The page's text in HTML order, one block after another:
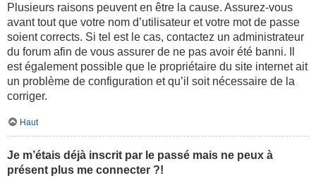
Plusieurs raisons peuvent en être la cause. Assurez-vous
avant tout que votre nom d’utilisateur et votre mot de passe
soient corrects. Si tel est le cas, contactez un administrateur
du forum afin de vous assurer de ne pas avoir été banni. Il
est également possible que le propriétaire du site internet ait
un problème de configuration et qu’il soit nécessaire de la
corriger.
Haut
Je m’étais déjà inscrit par le passé mais ne peux à
présent plus me connecter ?!